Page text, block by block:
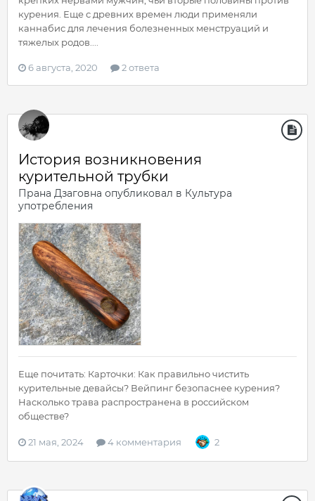
курения. Еще с древних времен люди применяли
каннабис для лечения болезненных менструаций и
тяжелых родов....
6 августа, 2020 2 ответа
История возникновения
курительной трубки
Прана Дзаговна опубликовал в Культура
употребления
Еще почитать: Карточки: Как правильно чистить
курительные девайсы? Вейпинг безопаснее курения?
Насколько трава распространена в российском
обществе?
21 мая, 2024 4 комментария 2